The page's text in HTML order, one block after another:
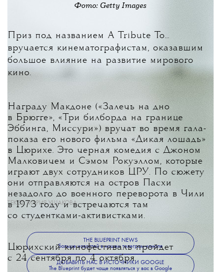
Фото: Getty Images
Приз под названием A Tribute To...
вручается кинематографистам, оказавшим
большое влияние на развитие мирового
кино.
Награду Макдоне («Залечь на дно
в Брюгге», «Три билборда на границе
Эббинга, Миссури») вручат во время гала-
показа его нового фильма «Дикая лошадь»
в Цюрихе. Это черная комедия с Джоном
Малковичем и Сэмом Рокуэллом, которые
играют двух сотрудников ЦРУ. По сюжету
они отправляются на остров Пасхи
незадолго до военного переворота в Чили
в 1973 году и встречаются там
со студентками-активистками.
Цюрихский кинофестиваль пройдет
с 24 сентября по 4 октября.
ТЕКСТ:МАРИЯ УШАКОВА
THE BLUEPRINT NEWS
Больше новостей в нашем телеграм-канале
ДОБАВИТЬ НАС В ИСТОЧНИКИ GOOGLE
The Blueprint будет чаще появляться у вас в Google